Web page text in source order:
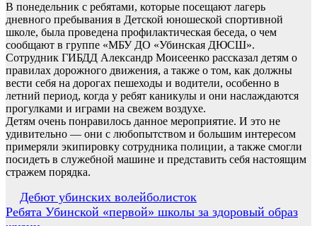
В понедельник с ребятами, которые посещают лагерь
дневного пребывания в Детской юношеской спортивной
школе, была проведена профилактическая беседа, о чем
сообщают в группе «МБУ ДО «Убинская ДЮСШ».
Сотрудник ГИБДД Александр Моисеенко рассказал детям о
правилах дорожного движения, а также о том, как должны
вести себя на дорогах пешеходы и водители, особенно в
летний период, когда у ребят каникулы и они наслаждаются
прогулками и играми на свежем воздухе.
Детям очень понравилось данное мероприятие. И это не
удивительно — они с любопытством и большим интересом
примеряли экипировку сотрудника полиции, а также смогли
посидеть в служебной машине и представить себя настоящим
стражем порядка.
Навигация
по
Дебют убинских волейболисток
Ребята Убинской «первой» школы за здоровый образ